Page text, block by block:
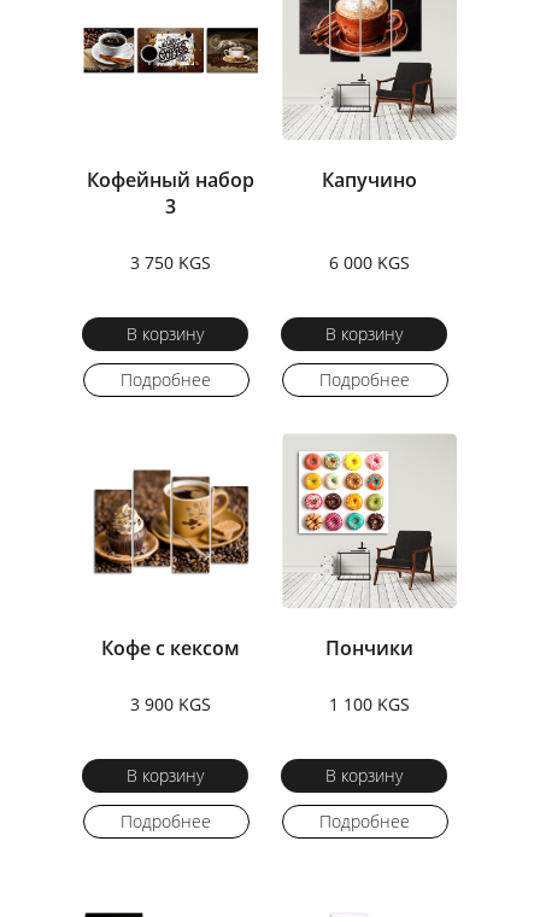
Кофейный набор
3
3 750 KGS
В корзину
Подробнее
Капучино
6 000 KGS
В корзину
Подробнее
Кофе с кексом
3 900 KGS
В корзину
Подробнее
Пончики
1 100 KGS
В корзину
Подробнее